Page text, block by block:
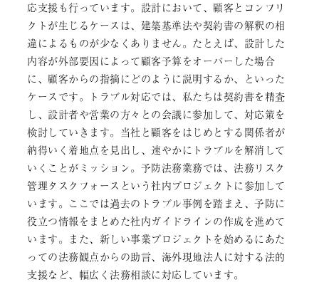
応支援も行っています。設計において、顧客とコンフリ
クトが生じるケースは、建築基準法や契約書の解釈の相
違によるものが少なくありません。たとえば、設計した
内容が外部要因によって顧客予算をオーバーした場合
に、顧客からの指摘にどのように説明するか、といった
ケースです。トラブル対応では、私たちは契約書を精査
し、設計者や営業の方々との会議に参加して、対応策を
検討していきます。当社と顧客をはじめとする関係者が
納得いく着地点を見出し、速やかにトラブルを解消して
いくことがミッション。予防法務業務では、法務リスク
管理タスクフォースという社内プロジェクトに参加して
います。ここでは過去のトラブル事例を踏まえ、予防に
役立つ情報をまとめた社内ガイドラインの作成を進めて
います。また、新しい事業プロジェクトを始めるにあた
っての法務観点からの助言、海外現地法人に対する法的
支援など、幅広く法務相談に対応しています。